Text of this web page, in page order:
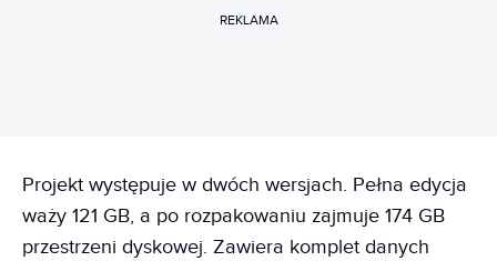
REKLAMA
Projekt występuje w dwóch wersjach. Pełna edycja
waży 121 GB, a po rozpakowaniu zajmuje 174 GB
przestrzeni dyskowej. Zawiera komplet danych